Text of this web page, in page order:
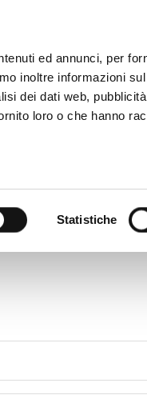
ed annunci, per
inoltre informazioni
dei dati web,
loro o che hanno
Statistiche